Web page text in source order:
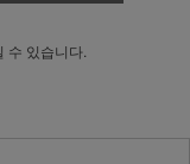
수 있습니다.